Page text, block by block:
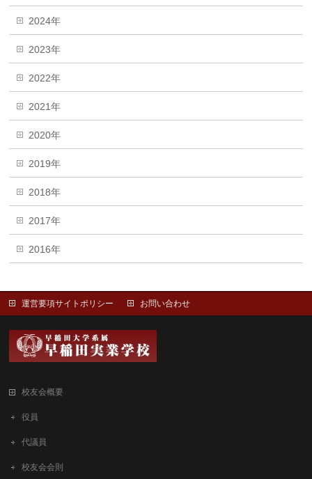
2024年
2023年
2022年
2021年
2020年
2019年
2018年
2017年
2016年
運営要項サイトポリシー お問い合わせ
校友会概要
役員
代議員
校友会会則